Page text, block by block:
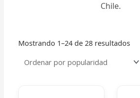
Chile.
Mostrando 1–24 de 28 resultados